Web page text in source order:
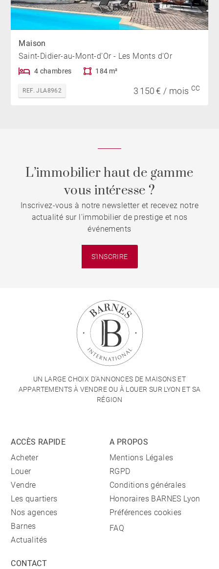
Maison
Saint-Didier-au-Mont-d'Or - Les Monts d'Or
4 chambres 184 m²
REF. JLA8962 3 150 € / mois CC
L’immobilier haut de gamme
vous intéresse ?
Inscrivez-vous à notre newsletter et recevez notre
actualité sur l'immobilier de prestige et nos
événements
S'INSCRIRE
UN LARGE CHOIX D'ANNONCES DE MAISONS ET
APPARTEMENTS À VENDRE OU À LOUER SUR LYON ET SA
RÉGION
ACCÈS RAPIDE
Acheter
Louer
Vendre
Les quartiers
Nos agences
Barnes
Actualités
A PROPOS
Mentions Légales
RGPD
Conditions générales
Honoraires BARNES Lyon
Préférences cookies
FAQ
CONTACT